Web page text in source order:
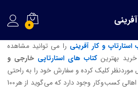
0
استارتاپ و کار آفرینی را می توانید مشاهده
بهترینکتاب های استارتاپی خارجی و
موردنظر کلیک کرده و سفارش خود را به راحتی
ثبت کنید. ضرب المثلی بین اهالی کسب و کار وجود دارد که می گوید از هر 100